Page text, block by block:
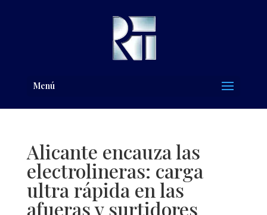
Menú
Alicante encauza las
electrolineras: carga
ultra rápida en las
afueras y surtidores